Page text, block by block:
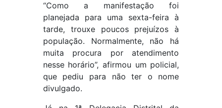
“Como a manifestação foi
planejada para uma sexta-feira à
tarde, trouxe poucos prejuízos à
população. Normalmente, não há
muita procura por atendimento
nesse horário”, afirmou um policial,
que pediu para não ter o nome
divulgado.